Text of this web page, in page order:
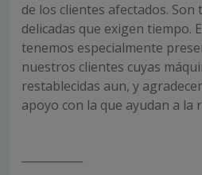
de los clientes afectados.
delicadas que exigen tiempo.
tenemos especialmente
nuestros clientes cuyas
restablecidas aun, y
apoyo con la que ayudan a la